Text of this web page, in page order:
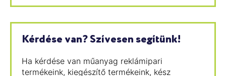
Kérdése van? Szívesen segítünk!
Ha kérdése van műanyag reklámipari
termékeink, kiegészítő termékeink, kész